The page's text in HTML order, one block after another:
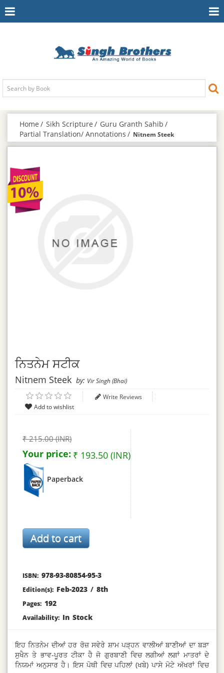
Toggle
Home Sikh Scripture
Guru Granth Sahib
Partial Translation/ Annotations
Nitnem Steek
ਨਿਤਨੇਮ ਸਟੀਕ
Nitnem Steek by: Vir Singh (Bhai)
Write Reviews
₹ 215.00 (INR)
Your price: ₹ 193.50 (INR)
Paperback
ISBN: 978-93-80854-95-3
Edition(s): Feb-2023 / 8th
Pages: 192
Availability: In Stock
ਇਹ ਨਿਤਨੇਮ ਦੀਆਂ ਹਰ ਰੋਜ਼ ਸਵੇਰੇ ਸ਼ਾਮ ਪੜ੍ਹਨ ਵਾਲੀਆਂ ਬਾਣੀਆਂ ਦਾ ਬੜਾ
ਸੁਖੈਨ ਤੇ ਭਾਵ-ਪੂਰਤ ਟੀਕਾ ਹੈ ਜੋ ਗੁਰਬਾਣੀ ਵਿਚ ਲਗੀਆਂ ਲਗਾਂ ਮਾਤਰਾਂ ਦੇ
ਨਿਯਮਾਂ ਅਨੁਸਾਰ ਹੈ। ਇਸ ਪੋਥੀ ਵਿਚ ਪਹਿਲਾਂ (ਖਬੇ) ਪਾਸੇ ਮੋਟੇ ਅੱਖਰਾਂ ਵਿਚ